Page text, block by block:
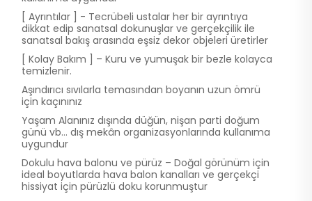
[ Ayrıntılar ] - Tecrübeli ustalar her bir ayrıntıya
dikkat edip sanatsal dokunuşlar ve gerçekçilik ile
sanatsal bakış arasında eşsiz dekor objeleri üretirler
[ Kolay Bakım ] – Kuru ve yumuşak bir bezle kolayca
temizlenir.
Aşındırıcı sıvılarla temasından boyanın uzun ömrü
için kaçınınız
Yaşam Alanınız dışında düğün, nişan parti doğum
günü vb… dış mekân organizasyonlarında kullanıma
uygundur
Dokulu hava balonu ve pürüz – Doğal görünüm için
ideal boyutlarda hava balon kanalları ve gerçekçi
hissiyat için pürüzlü doku korunmuştur